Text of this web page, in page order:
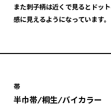
また刺子柄は近くで見るとドッ
感に見えるようになっています。
帯
半巾帯/桐生/バイカラー